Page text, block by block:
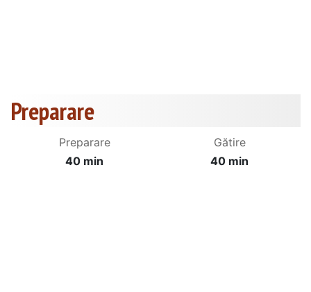
Preparare
Preparare
40 min
Gătire
40 min